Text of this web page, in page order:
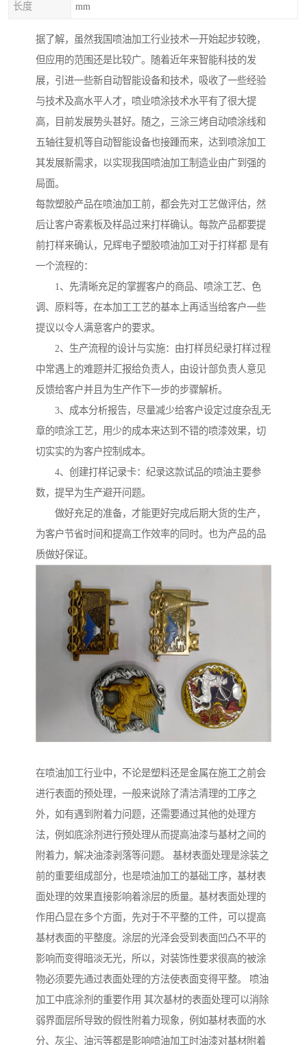
长度 mm
据了解，虽然我国喷油加工行业技术一开始起步较晚，
但应用的范围还是比较广。随着近年来智能科技的发
展，引进一些新自动智能设备和技术，吸收了一些经验
与技术及高水平人才，喷业喷涂技术水平有了很大提
高，目前发展势头甚好。随之，三涂三烤自动喷涂线和
五轴往复机等自动智能设备也接踵而来，达到喷涂加工
其发展新需求，以实现我国喷油加工制造业由广到强的
局面。
每款塑胶产品在喷油加工前，都会先对工艺做评估，然
后让客户寄素板及样品过来打样确认。每款产品都要提
前打样来确认，兄辉电子塑胶喷油加工对于打样都 是有
一个流程的：
1、先清晰充足的掌握客户的商品、喷涂工艺、色
调、原料等，在本加工工艺的基本上再适当给客户一些
提议以令人满意客户的要求。
2、生产流程的设计与实施：由打样员纪录打样过程
中常遇上的难题并汇报给负责人，由设计部负责人意见
反馈给客户并且为生产作下一步的步骤解析。
3、成本分析报告，尽量减少给客户设定过度杂乱无
章的喷涂工艺，用少的成本来达到不错的喷漆效果，切
切实实的为客户控制成本。
4、创建打样记录卡：纪录这款试品的喷油主要参
数，提早为生产避开问题。
做好充足的准备，才能更好完成后期大货的生产，
为客户节省时间和提高工作效率的同时。也为产品的品
质做好保证。
在喷油加工行业中，不论是塑料还是金属在施工之前会
进行表面的预处理，一般来说除了清洁清理的工序之
外，如有遇到附着力问题，还需要通过其他的处理方
法，例如底涂剂进行预处理从而提高油漆与基材之间的
附着力，解决油漆剥落等问题。 基材表面处理是涂装之
前的重要组成部分，也是喷油加工的基础工序，基材表
面处理的效果直接影响着涂层的质量。基材表面处理的
作用凸显在多个方面，先对于不平整的工件，可以提高
基材表面的平整度。涂层的光泽会受到表面凹凸不平的
影响而变得暗淡无光，所以，对装饰性要求很高的被涂
物必须要先通过表面处理的方法使表面变得平整。 喷油
加工中底涂剂的重要作用 其次基材的表面处理可以消除
弱界面层所导致的假性附着力现象，例如基材表面的水
分、灰尘、油污等都是影响喷油加工时油漆对基材附着